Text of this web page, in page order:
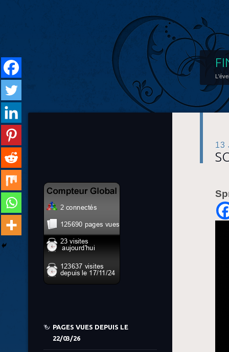
13
PAGES VUES DEPUIS LE
22/03/26